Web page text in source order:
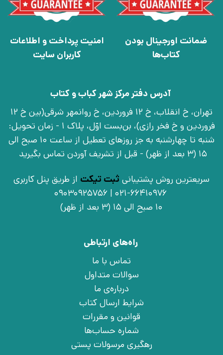
ضمانت اورجینال بودن
کتاب‌ها
امنیت پرداخت و اطلاعات
کاربران سایت
آدرس دفتر مرکز شهر کباب و کتاب
تهران، خ انقلاب، خ 12 فروردین، خ روانمهر شرقی(بین خ 12
فروردین و خ فخر رازی)، بن‌بست اوّل، پلاک 1 - زمان تحویل:
شنبه تا چهارشنبه به جز روزهای تعطیل از ساعت 10 صبح الی
15 (3 بعد از ظهر) - قبل از تشریف آوردن تماس بگیرید
سریعترین روش پشتیبانی ثبت تیکت از طریق پنل کاربری
021-66410976 | 09030925756
10 صبح الی 15 (3 بعد از ظهر)
راه‌های ارتباطی
تماس با ما
سوالات متداول
درباره‌ی ما
شرایط ارسال کتاب
قوانین و مقررات
شماره حساب‌ها
رهگیری مرسولات پستی